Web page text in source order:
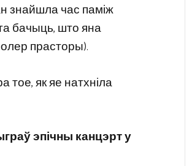
знайшла час паміж
бачыць, што яна
прасторы).
тое, як яе натхніла
эпічны канцэрт у